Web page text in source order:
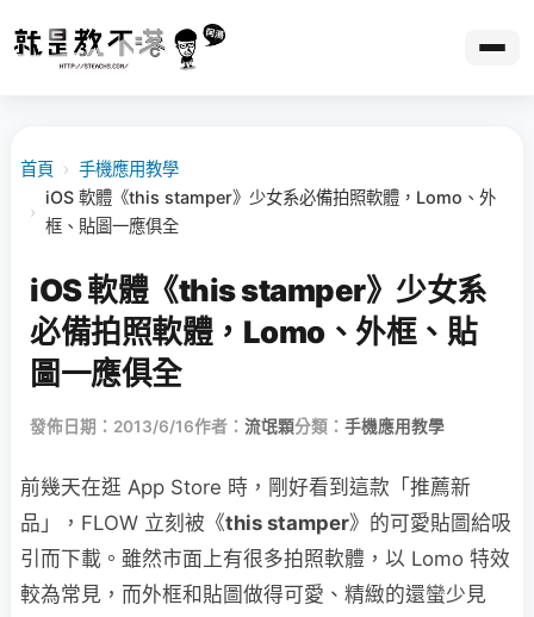
首頁 › 手機應用教學
›
iOS 軟體《this stamper》少女系必備拍照軟體，Lomo、外
框、貼圖一應俱全
iOS 軟體《this stamper》少女系
必備拍照軟體，Lomo、外框、貼
圖一應俱全
發佈日期：2013/6/16作者： 流氓顆分類： 手機應用教學
前幾天在逛 App Store 時，剛好看到這款「推薦新
品」，FLOW 立刻被《this stamper》的可愛貼圖給吸
引而下載。雖然市面上有很多拍照軟體，以 Lomo 特效
較為常見，而外框和貼圖做得可愛、精緻的還蠻少見